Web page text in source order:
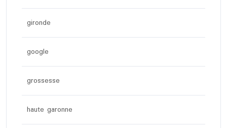
gironde
google
grossesse
haute garonne